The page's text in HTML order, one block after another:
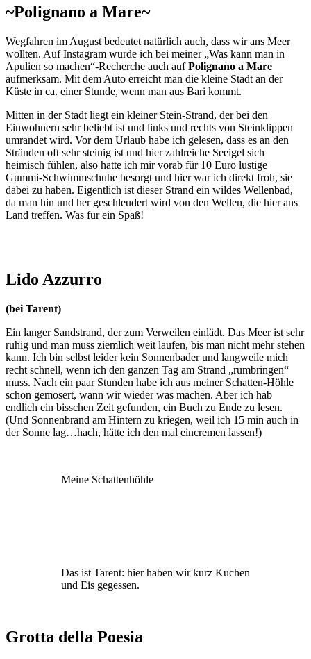
~Polignano a Mare~
Wegfahren im August bedeutet natürlich auch, dass wir ans Meer
wollten. Auf Instagram wurde ich bei meiner „Was kann man in
Apulien so machen“-Recherche auch aufPolignano a Mare
aufmerksam. Mit dem Auto erreicht man die kleine Stadt an der
Küste in ca. einer Stunde, wenn man aus Bari kommt.
Mitten in der Stadt liegt ein kleiner Stein-Strand, der bei den
Einwohnern sehr beliebt ist und links und rechts von Steinklippen
umrandet wird. Vor dem Urlaub habe ich gelesen, dass es an den
Stränden oft sehr steinig ist und hier zahlreiche Seeigel sich
heimisch fühlen, also hatte ich mir vorab für 10 Euro lustige
Gummi-Schwimmschuhe besorgt und hier war ich direkt froh, sie
dabei zu haben. Eigentlich ist dieser Strand ein wildes Wellenbad,
da man hin und her geschleudert wird von den Wellen, die hier ans
Land treffen. Was für ein Spaß!
Lido Azzurro
(bei Tarent)
Ein langer Sandstrand, der zum Verweilen einlädt. Das Meer ist sehr
ruhig und man muss ziemlich weit laufen, bis man nicht mehr stehen
kann. Ich bin selbst leider kein Sonnenbader und langweile mich
recht schnell, wenn ich den ganzen Tag am Strand „rumbringen“
muss. Nach ein paar Stunden habe ich aus meiner Schatten-Höhle
schon gemosert, wann wir wieder was machen. Aber ich hab
endlich ein bisschen Zeit gefunden, ein Buch zu Ende zu lesen.
(Und Sonnenbrand am Hintern zu kriegen, weil ich 15 min auch in
der Sonne lag…hach, hätte ich den mal eincremen lassen!)
Meine Schattenhöhle
Das ist Tarent: hier haben wir kurz Kuchen
und Eis gegessen.
Grotta della Poesia